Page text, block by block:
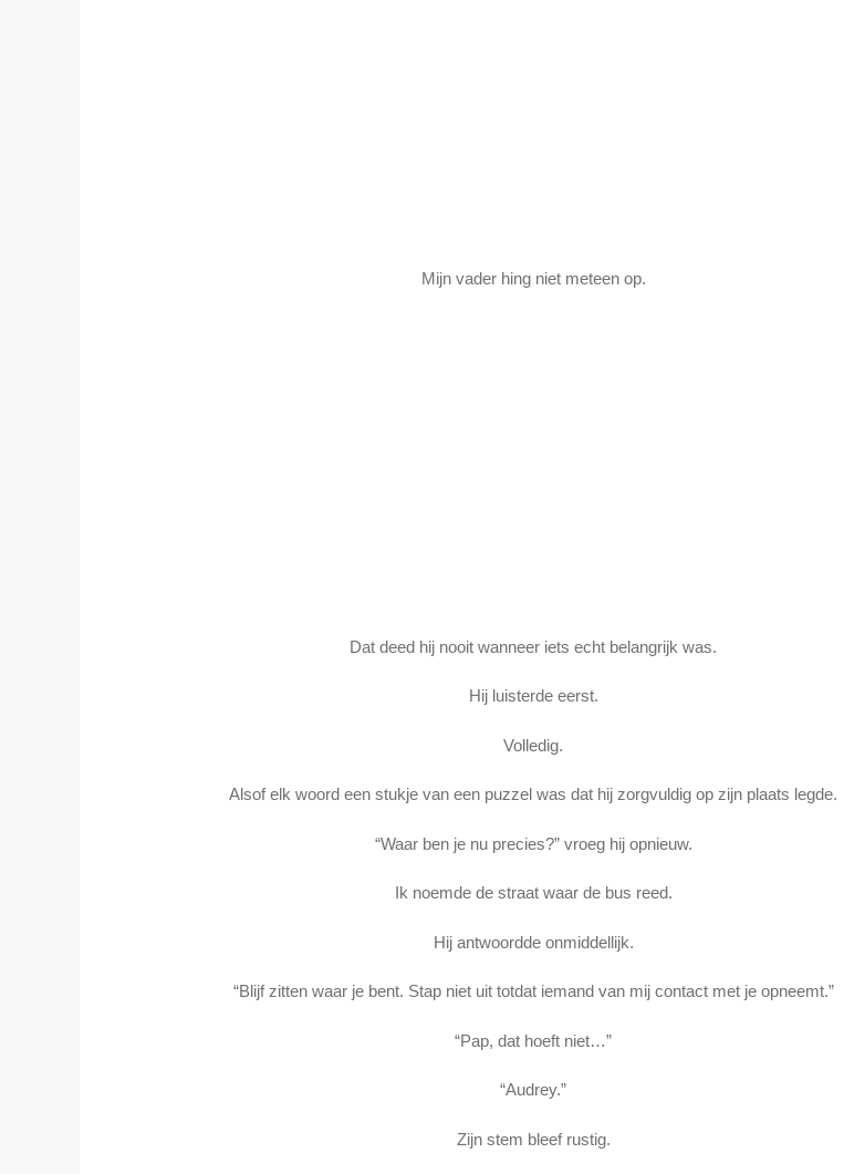
Mijn vader hing niet meteen op.
Dat deed hij nooit wanneer iets echt belangrijk was.
Hij luisterde eerst.
Volledig.
Alsof elk woord een stukje van een puzzel was dat hij zorgvuldig op zijn plaats legde.
“Waar ben je nu precies?” vroeg hij opnieuw.
Ik noemde de straat waar de bus reed.
Hij antwoordde onmiddellijk.
“Blijf zitten waar je bent. Stap niet uit totdat iemand van mij contact met je opneemt.”
“Pap, dat hoeft niet…”
“Audrey.”
Zijn stem bleef rustig.